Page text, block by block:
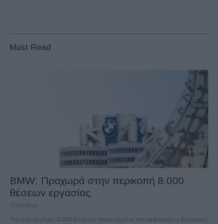
Must Read
BMW: Προχωρά στην περικοπή 8.000
θέσεων εργασίας
31/07/2026
Την κατάργηση 8.000 θέσεων παγκοσμίως αποφάσισαν η διοίκηση